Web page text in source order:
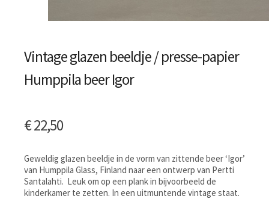
Vintage glazen beeldje / presse-papier
Humppila beer Igor
€22,50
Geweldig glazen beeldje in de vorm van zittende beer ‘Igor’
van Humppila Glass, Finland naar een ontwerp van Pertti
Santalahti. Leuk om op een plank in bijvoorbeeld de
kinderkamer te zetten. In een uitmuntende vintage staat.